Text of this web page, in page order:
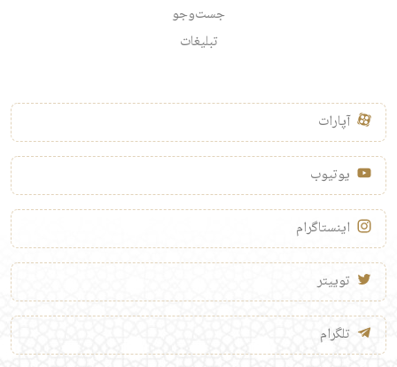
جست‌وجو
تبلیغات
آپارات
یوتیوب
اینستاگرام
توییتر
تلگرام